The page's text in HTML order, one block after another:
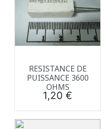
RESISTANCE DE
PUISSANCE 3600
OHMS
Prix
1,20 €